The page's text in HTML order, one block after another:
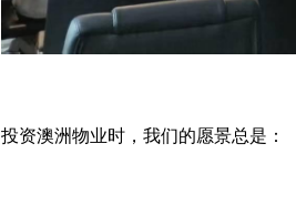
投资澳洲物业时，我们的愿景总是：